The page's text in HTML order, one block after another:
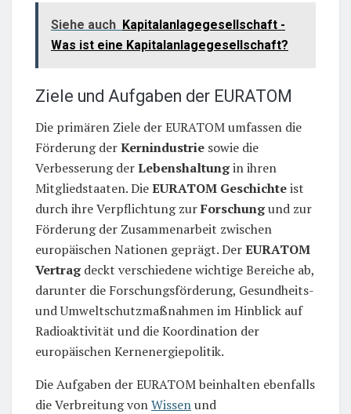
Siehe auch Kapitalanlagegesellschaft -
Was ist eine Kapitalanlagegesellschaft?
Ziele und Aufgaben der EURATOM
Die primären Ziele der EURATOM umfassen die
Förderung derKernindustrie sowie die
Verbesserung derLebenshaltungin ihren
Mitgliedstaaten. DieEURATOM Geschichteist
durch ihre Verpflichtung zurForschungund zur
Förderung der Zusammenarbeit zwischen
europäischen Nationen geprägt. DerEURATOM
Vertragdeckt verschiedene wichtige Bereiche ab,
darunter die Forschungsförderung, Gesundheits-
und Umweltschutzmaßnahmen im Hinblick auf
Radioaktivität und die Koordination der
europäischen Kernenergiepolitik.
Die Aufgaben der EURATOM beinhalten ebenfalls
die Verbreitung vonWissenund